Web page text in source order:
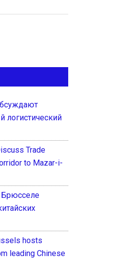
логистический
Trade
to Mazar-i-
Брюсселе
hosts
leading Chinese